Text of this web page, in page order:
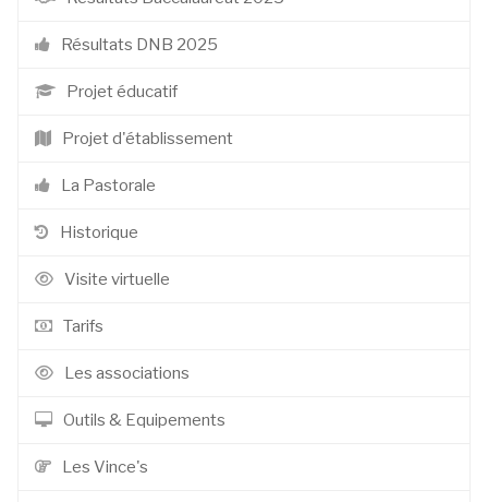
Résultats DNB 2025
Projet éducatif
Projet d'établissement
La Pastorale
Historique
Visite virtuelle
Tarifs
Les associations
Outils & Equipements
Les Vince's